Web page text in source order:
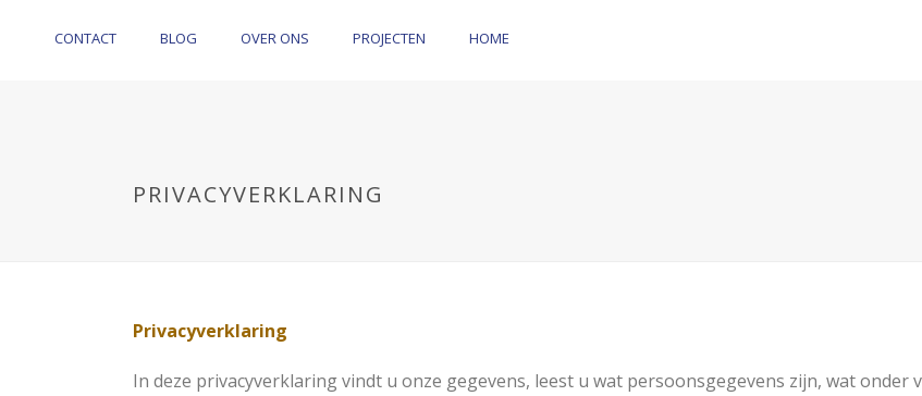
CONTACT BLOG OVER ONS PROJECTEN HOME
PRIVACYVERKLARING
Privacyverklaring
In deze privacyverklaring vindt u onze gegevens, leest u wat persoonsgegevens zijn, wat